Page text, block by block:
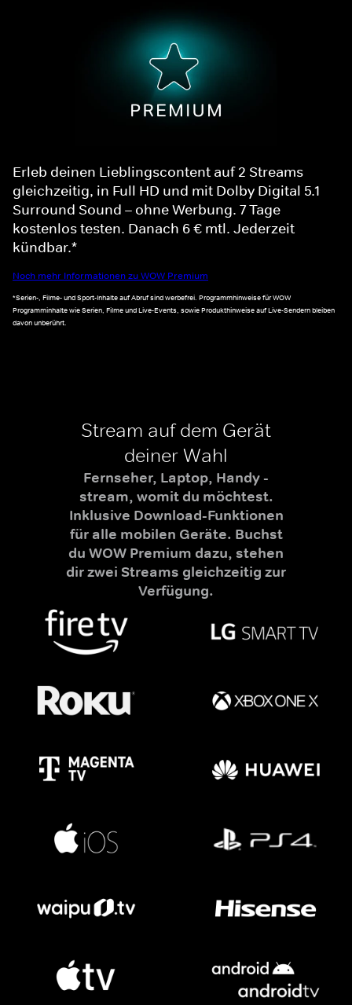
Erleb deinen Lieblingscontent auf 2 Streams
gleichzeitig, in Full HD und mit Dolby Digital 5.1
Surround Sound – ohne Werbung. 7 Tage
kostenlos testen. Danach 6 € mtl. Jederzeit
kündbar.*
Noch mehr Informationen zu WOW Premium
*Serien-, Filme- und Sport-Inhalte auf Abruf sind werbefrei. Programmhinweise für WOW
Programminhalte wie Serien, Filme und Live-Events, sowie Produkthinweise auf Live-Sendern bleiben
davon unberührt.
Stream auf dem Gerät
deiner Wahl
Fernseher, Laptop, Handy -
stream, womit du möchtest.
Inklusive Download-Funktionen
für alle mobilen Geräte. Buchst
du WOW Premium dazu, stehen
dir zwei Streams gleichzeitig zur
Verfügung.